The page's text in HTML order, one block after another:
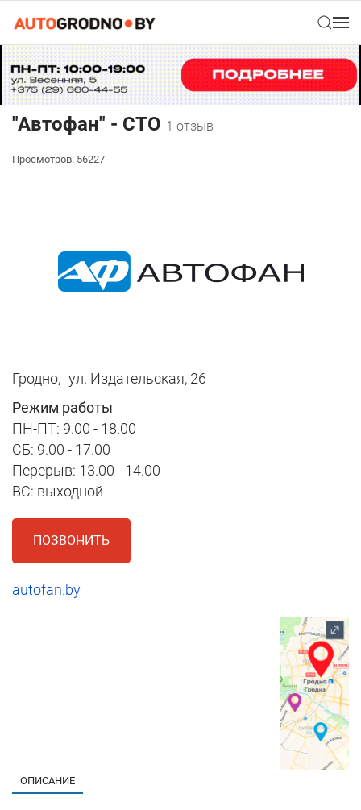
"Автофан" - СТО 1 отзыв
Просмотров: 56227
Гродно, ул. Издательская, 26
Режим работы
ПН-ПТ: 9.00 - 18.00
СБ: 9.00 - 17.00
Перерыв: 13.00 - 14.00
ВС: выходной
ПОЗВОНИТЬ
autofan.by
ОПИСАНИЕ